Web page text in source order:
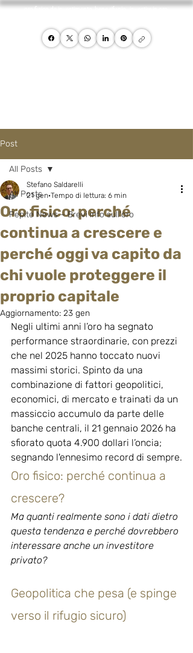
oro fisico da investimento, bene rifugio, investire in oro,
Post
All Posts
Pepite News – Brevi info sull'oro
All Posts
Oro fisico: perché
continua a crescere e
perché oggi va capito da
chi vuole proteggere il
proprio capitale
Stefano Saldarelli
21 gen Tempo di lettura: 6 min
Aggiornamento: 23 gen
Negli ultimi anni l’oro ha segnato
performance straordinarie, con prezzi
che nel 2025 hanno toccato nuovi
massimi storici. Spinto da una
combinazione di fattori geopolitici,
economici, di mercato e trainati da un
massiccio accumulo da parte delle
banche centrali, il 21 gennaio 2026 ha
sfiorato quota 4.900 dollari l’oncia;
segnando l'ennesimo record di sempre.
Oro fisico: perché continua a
crescere?
Ma quanti realmente sono i dati dietro
questa tendenza e perché dovrebbero
interessare anche un investitore
privato?
Geopolitica che pesa (e spinge
verso il rifugio sicuro)